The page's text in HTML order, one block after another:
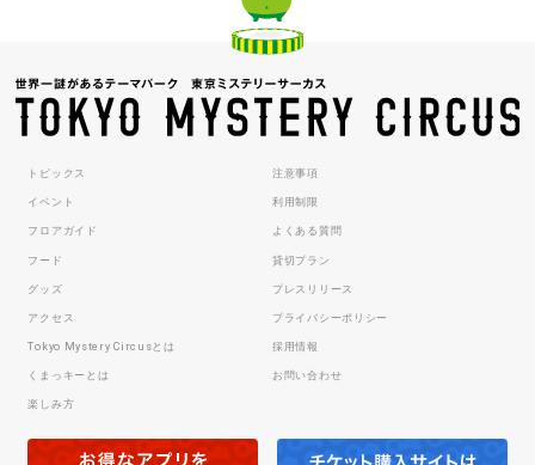
トピックス
イベント
フロアガイド
フード
グッズ
アクセス
Tokyo Mystery Circusとは
くまっキーとは
楽しみ方
注意事項
利用制限
よくある質問
貸切プラン
プレスリリース
プライバシーポリシー
採用情報
お問い合わせ